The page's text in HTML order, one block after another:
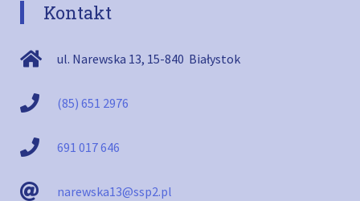
Kontakt
ul. Narewska 13, 15-840 Białystok
(85) 651 2976
691 017 646
narewska13@ssp2.pl